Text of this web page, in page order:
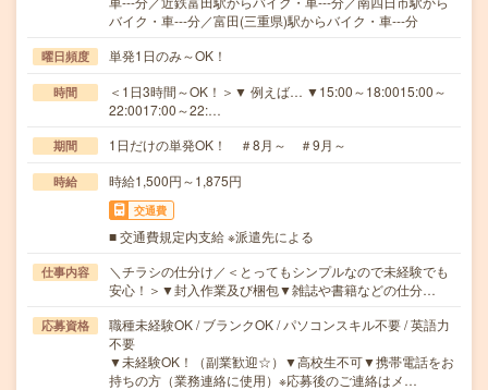
バイク・車---分／富田(三重県)駅からバイク・車---分
曜日頻度 単発1日のみ～OK！
時間
＜1日3時間～OK！＞▼ 例えば… ▼15:00～18:0015:00～
22:0017:00～22:…
期間 1日だけの単発OK！ ＃8月～ ＃9月～
時給 時給1,500円～1,875円
交通費
■ 交通費規定内支給 ※派遣先による
仕事内容
＼チラシの仕分け／＜とってもシンプルなので未経験でも
安心！＞▼封入作業及び梱包▼雑誌や書籍などの仕分…
応募資格
職種未経験OK / ブランクOK / パソコンスキル不要 / 英語力
不要
▼未経験OK！（副業歓迎☆）▼高校生不可▼携帯電話をお
持ちの方（業務連絡に使用）※応募後のご連絡はメ…